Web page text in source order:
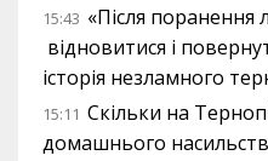
15:43 «Після
відновитися і
історія незламного
15:11 Скільки на
домашнього